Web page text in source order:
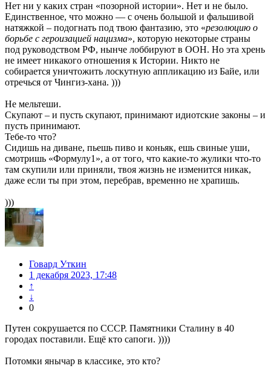
Нет ни у каких стран «позорной истории». Нет и не было.
Единственное, что можно — с очень большой и фальшивой
натяжкой – подогнать под твою фантазию, это «резолюцию о
борьбе с героизацией нацизма», которую некоторые страны
под руководством РФ, нынче лоббируют в ООН. Но эта хрень
не имеет никакого отношения к Истории. Никто не
собирается уничтожить лоскутную аппликацию из Байе, или
отречься от Чингиз-хана. )))
Не мельтеши.
Скупают – и пусть скупают, принимают идиотские законы – и
пусть принимают.
Тебе-то что?
Сидишь на диване, пьешь пиво и коньяк, ешь свиные уши,
смотришь «Формулу1», а от того, что какие-то жулики что-то
там скупили или приняли, твоя жизнь не изменится никак,
даже если ты при этом, перебрав, временно не храпишь.
)))
Говард Уткин
1 декабря 2023, 17:48
↑
↓
0
Путен сокрушается по СССР. Памятники Сталину в 40
городах поставили. Ещё кто сапоги. ))))
Потомки янычар в классике, это кто?